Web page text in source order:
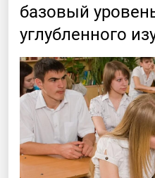
базовый
углубленного